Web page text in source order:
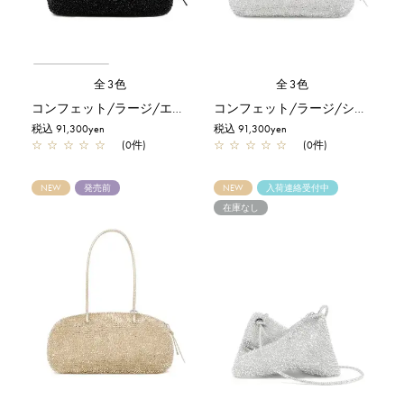
全3色
コンフェット/ラージ/エナメルブラック
税込 91,300yen
☆ ☆ ☆ ☆ ☆ (0件)
全3色
コンフェット/ラージ/シルバー
税込 91,300yen
☆ ☆ ☆ ☆ ☆ (0件)
NEW 発売前 NEW
入荷連絡受付中
在庫なし